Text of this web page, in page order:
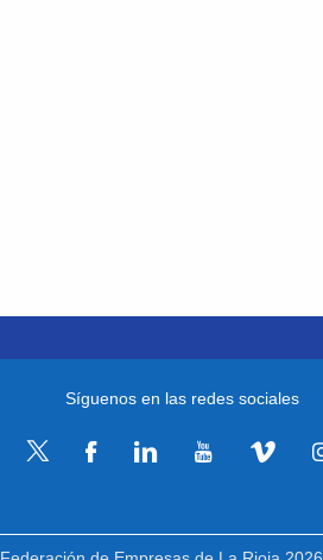
Síguenos en las redes sociales